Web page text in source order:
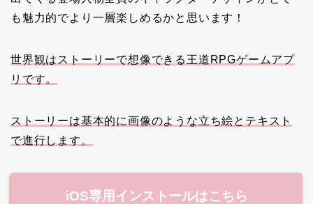
も魅力的でより一層楽しめるかと思います！
世界観はストーリーで想像できる王道RPGゲームアプ
リです。
ストーリーは基本的に画像のような立ち絵とテキスト
で進行します。
iOS専用インストールはこちら